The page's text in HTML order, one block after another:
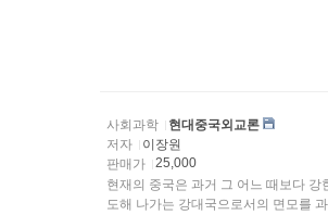
사회과학
현대중국외교론
저자
이장원
판매가
25,000
현재의 중국은 과거 그 어느 때보다
도해 나가는 강대국으로서의 면모를